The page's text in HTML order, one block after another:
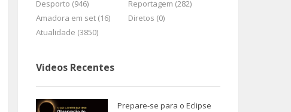
Desporto (946)
Reportagem (282)
Amadora em set (16)
Diretos (0)
Atualidade (3850)
Videos Recentes
Prepare-se para o Eclipse